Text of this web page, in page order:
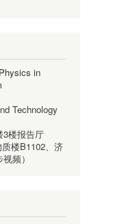
in
Technology
3楼报告厅
楼B1102、济
频）